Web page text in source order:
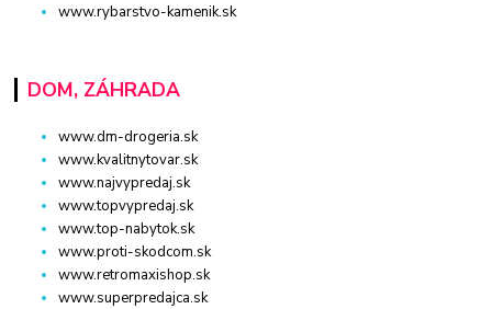
www.rybarstvo-kamenik.sk
DOM, ZÁHRADA
www.dm-drogeria.sk
www.kvalitnytovar.sk
www.najvypredaj.sk
www.topvypredaj.sk
www.top-nabytok.sk
www.proti-skodcom.sk
www.retromaxishop.sk
www.superpredajca.sk